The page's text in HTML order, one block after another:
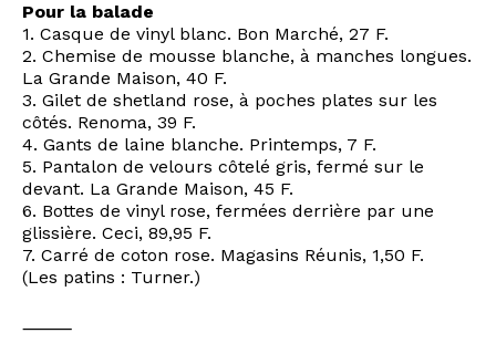
Pour la balade
1. Casque de vinyl blanc. Bon Marché, 27 F.
2. Chemise de mousse blanche, à manches longues.
La Grande Maison, 40 F.
3. Gilet de shetland rose, à poches plates sur les
côtés. Renoma, 39 F.
4. Gants de laine blanche. Printemps, 7 F.
5. Pantalon de velours côtelé gris, fermé sur le
devant. La Grande Maison, 45 F.
6. Bottes de vinyl rose, fermées derrière par une
glissière. Ceci, 89,95 F.
7. Carré de coton rose. Magasins Réunis, 1,50 F.
(Les patins : Turner.)
⸻